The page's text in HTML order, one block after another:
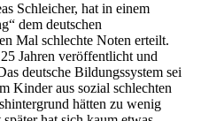
Schleicher, hat in einem
dem deutschen
Mal schlechte Noten erteilt.
Jahren veröffentlicht und
deutsche Bildungssystem sei
Kinder aus sozial schlechten
hätten zu wenig